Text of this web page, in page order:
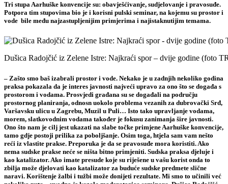
Tri stupa Aarhuške konvencije su: obavješćivanje, sudjelovanje i pravosuđe.
Potpora tim stupovima bio je i korisni pulski seminar, na kojemu su prostor i
vode bile među najzastupljenijim primjerima i najistaknutijim temama.
Dušica Radojčić iz Zelene Istre: Najkraći spor – dvije godine (foto
– Zašto smo baš izabrali prostor i vode. Nekako je u zadnjih nekoliko godina
praksa pokazala da je interes javnosti najveći upravo za ono što se događa s
prostorom i vodama. Prosvjedi građana su se događali na području
prostornog planiranja, odnosn uokolo problema vezanih za dubrovački Srđ,
Varšavsku ulicu u Zagrebu, Muzil u Puli… Isto tako upravljanje vodama,
morem, slatkovodnim vodama također je fokusu zanimanja šire javnosti.
Ono što nam je cilj jest ukazati na slabe točke primjene Aarhuške konvencije,
tamo gdje postoji prilika za poboljšanje. Osim toga, htjela sam vam nešto
reći iz vlastite prakse. Preporuka je da se pravosuđe mora koristiti. Ako
nema sudske prakse neće se ništa bitno primjeniti. Sudska praksa djeluje i
kao katalizator. Ako imate presude koje su riješene u vašu korist onda to
zbilja može djelovati kao katalizator za buduće sudske predmete slične
naravi. Korištenje žalbi i tužbi može donijeti rezultate. Mi smo to učinili već